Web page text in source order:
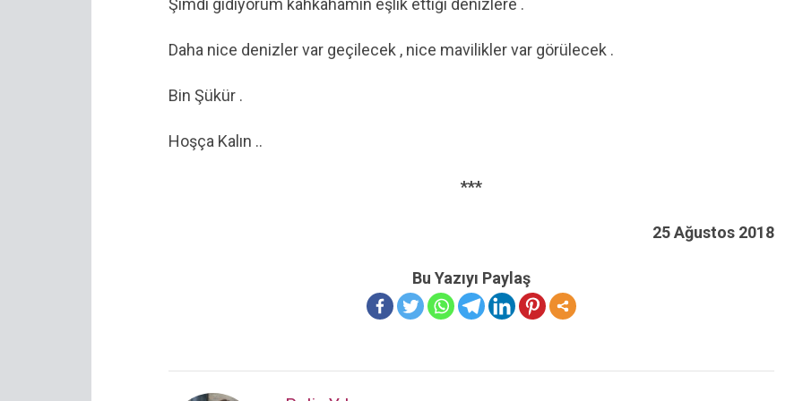
Şimdi gidiyorum kahkahamın eşlik ettiği denizlere .
Daha nice denizler var geçilecek , nice mavilikler var görülecek .
Bin Şükür .
Hoşça Kalın ..
***
25 Ağustos 2018
Bu Yazıyı Paylaş